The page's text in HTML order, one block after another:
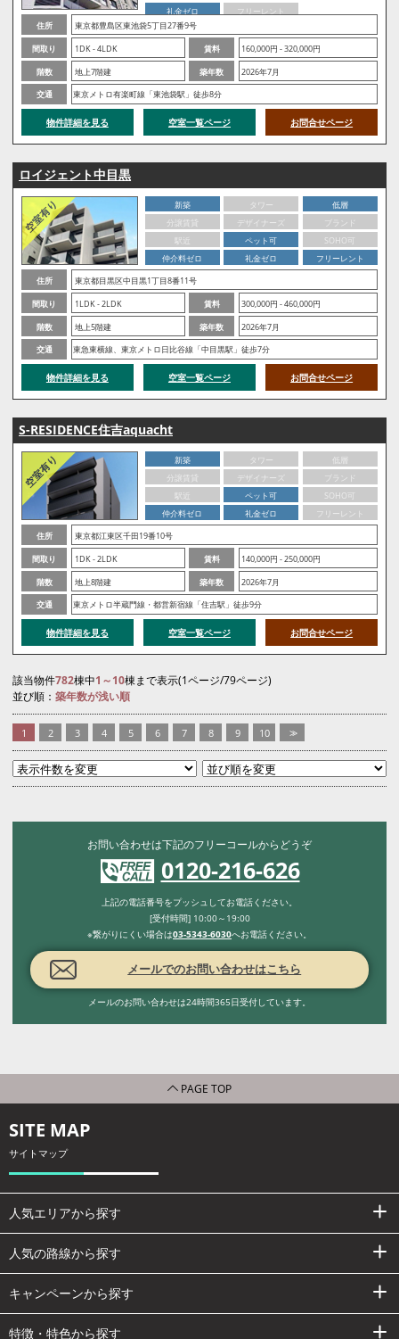
礼金ゼロ
フリーレント
住所
東京都豊島区東池袋5丁目27番9号
間取り
1DK - 4LDK 賃料
160,000円 - 320,000円
階数
地上7階建 築年数
2026年7月
交通
東京メトロ有楽町線「東池袋駅」徒歩8分
物件詳細を見る 空室一覧ページ お問合せページ
ロイジェント中目黒
新築 タワー
低層
分譲賃貸
デザイナーズ
ブランド
駅近
ペット可
SOHO可
仲介料ゼロ
礼金ゼロ
フリーレント
住所
東京都目黒区中目黒1丁目8番11号
間取り
1LDK - 2LDK 賃料
300,000円 - 460,000円
階数
地上5階建 築年数
2026年7月
交通
東急東横線、東京メトロ日比谷線「中目黒駅」徒歩7分
物件詳細を見る 空室一覧ページ お問合せページ
S-RESIDENCE住吉aquacht
新築 タワー
低層
分譲賃貸
デザイナーズ
ブランド
駅近
ペット可
SOHO可
仲介料ゼロ
礼金ゼロ
フリーレント
住所
東京都江東区千田19番10号
間取り
1DK - 2LDK 賃料
140,000円 - 250,000円
階数
地上8階建 築年数
2026年7月
交通
東京メトロ半蔵門線・都営新宿線「住吉駅」徒歩9分
物件詳細を見る 空室一覧ページ お問合せページ
該当物件782棟中1～10棟まで表示(1ページ/79ページ)
並び順： 築年数が浅い順
1 2 3 4 5 6 7 8 9 10 >>
お問い合わせは下記のフリーコールからどうぞ
0120-216-626
上記の電話番号をプッシュしてお電話ください。
[受付時間] 10:00～19:00
※繋がりにくい場合は03-5343-6030へお電話ください。
メールでのお問い合わせはこちら
メールのお問い合わせは24時間365日受付しています。
PAGE TOP
SITE MAP
サイトマップ
人気エリアから探す
人気の路線から探す
キャンペーンから探す
特徴・特色から探す